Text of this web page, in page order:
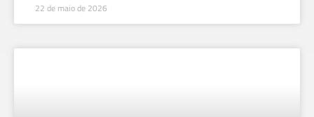
ok
22 de maio de 2026